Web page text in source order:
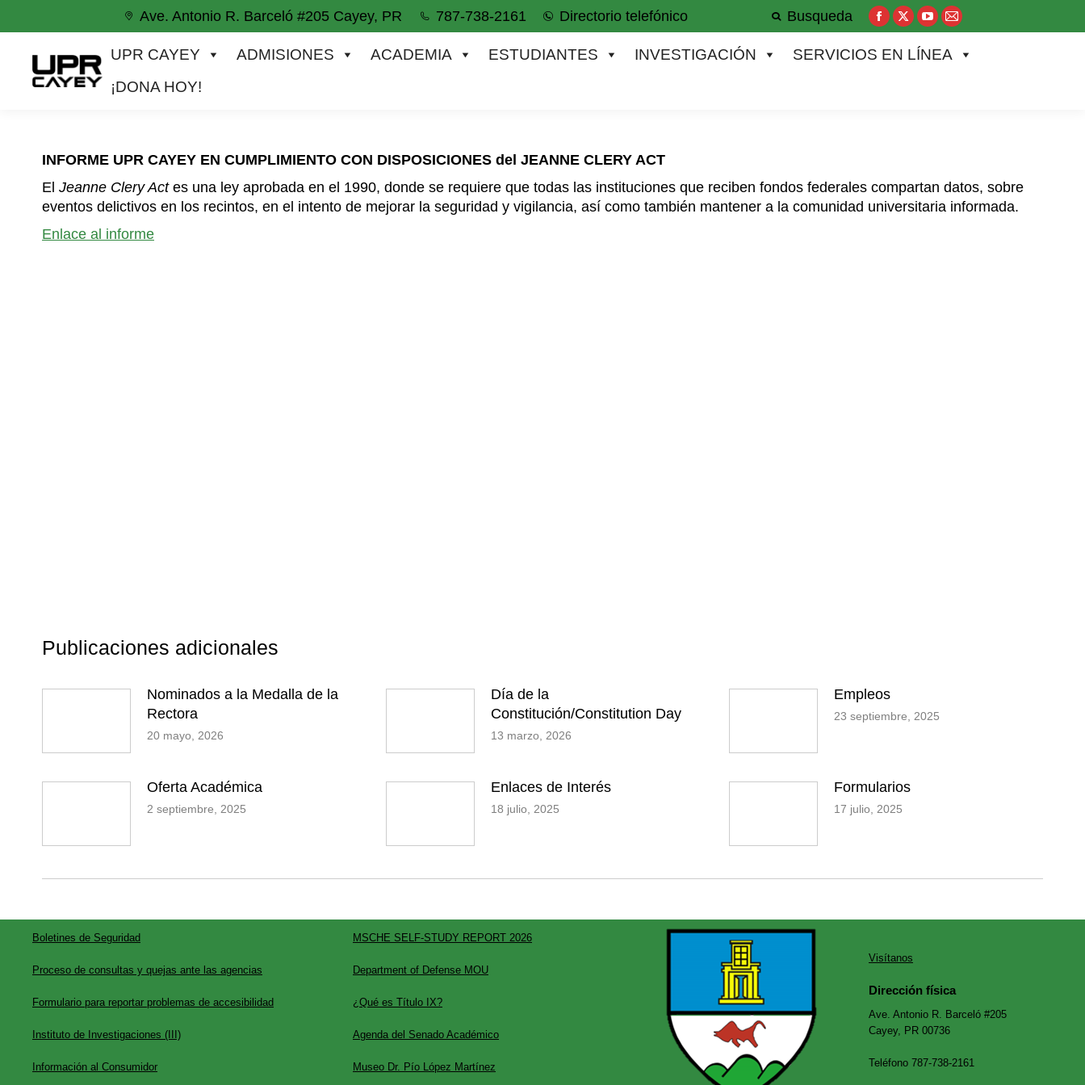
Ave. Antonio R. Barceló #205 Cayey, PR 787-738-2161 Directorio telefónico Busqueda
Facebook
page
X
page
YouTube
page
Mail
UPR CAYEY ADMISIONES ACADEMIA ESTUDIANTES INVESTIGACIÓN
SERVICIOS EN LÍNEA
¡DONA HOY!
INFORME UPR CAYEY EN CUMPLIMIENTO CON DISPOSICIONES del JEANNE CLERY ACT
El Jeanne Clery Act es una ley aprobada en el 1990, donde se requiere que todas las instituciones que reciben fondos federales compartan datos, sobre
eventos delictivos en los recintos, en el intento de mejorar la seguridad y vigilancia, así como también mantener a la comunidad universitaria informada.
Enlace al informe
Publicaciones adicionales
Nominados a la Medalla de la
Rectora
20 mayo, 2026
Día de la
Constitución/Constitution Day
13 marzo, 2026
Empleos
23 septiembre, 2025
Oferta Académica
2 septiembre, 2025
Enlaces de Interés
18 julio, 2025
Formularios
17 julio, 2025
Boletines de Seguridad
Proceso de consultas y quejas ante las agencias
Formulario para reportar problemas de accesibilidad
Instituto de Investigaciones (III)
Información al Consumidor
MSCHE SELF-STUDY REPORT 2026
Department of Defense MOU
¿Qué es Título IX?
Agenda del Senado Académico
Museo Dr. Pío López Martínez
Visítanos
Dirección física
Ave. Antonio R. Barceló #205
Cayey, PR 00736
Teléfono 787-738-2161
UPR CAYEY ADMISIONES ACADEMIA ESTUDIANTES INVESTIGACIÓN SERVICIOS EN LÍNEA ¡DONA HOY!